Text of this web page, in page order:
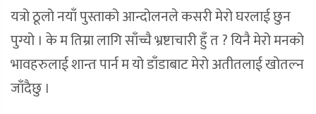
यत्रो ठूलो नयाँ पुस्ताको आन्दोलनले कसरी मेरो घरलाई छुन
पुग्यो । के म तिम्रा लागि साँच्चै भ्रष्टाचारी हुँ त ? यिनै मेरो मनको
भावहरुलाई शान्त पार्न म यो डाँडाबाट मेरो अतीतलाई खोतल्न
जाँदैछु ।